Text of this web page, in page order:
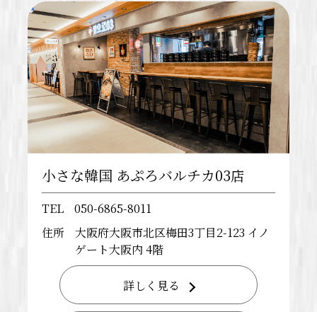
小さな韓国 あぷろバルチカ03店
TEL
050-6865-8011
住所
大阪府大阪市北区梅田3丁目2-123 イノ
ゲート大阪内 4階
詳しく見る